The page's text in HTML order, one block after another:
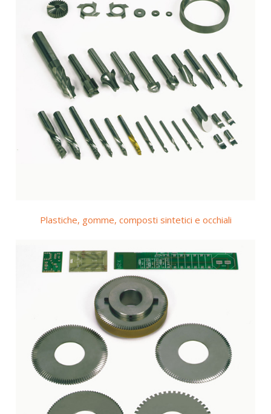
Plastiche, gomme, composti sintetici e occhiali